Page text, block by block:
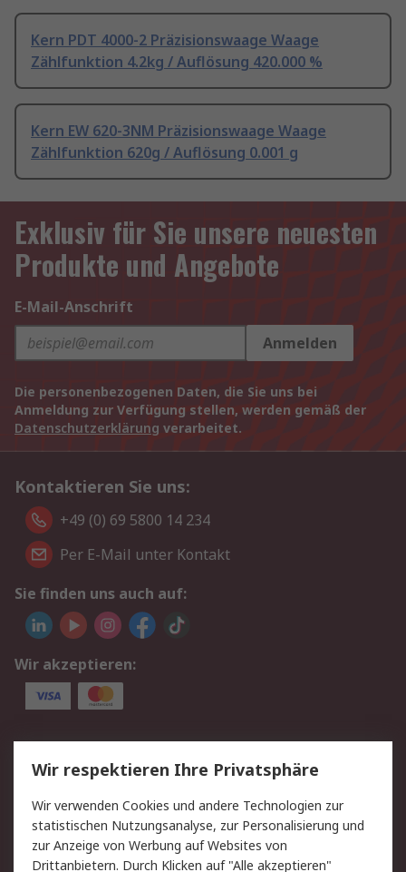
Kern PDT 4000-2 Präzisionswaage Waage
Zählfunktion 4.2kg / Auflösung 420.000 %
Kern EW 620-3NM Präzisionswaage Waage
Zählfunktion 620g / Auflösung 0.001 g
Exklusiv für Sie unsere neuesten
Produkte und Angebote
E-Mail-Anschrift
Anmelden
Die personenbezogenen Daten, die Sie uns bei
Anmeldung zur Verfügung stellen, werden gemäß der
Datenschutzerklärung verarbeitet.
Kontaktieren Sie uns:
+49 (0) 69 5800 14 234
Per E-Mail unter Kontakt
Sie finden uns auch auf:
Wir akzeptieren:
Service
Value Added Services
Lieferlösungen
Rücksendungen
Kontakt
Hilfe
Privatkunden
Wir respektieren Ihre Privatsphäre
Wir verwenden Cookies und andere Technologien zur
statistischen Nutzungsanalyse, zur Personalisierung und
zur Anzeige von Werbung auf Websites von
Drittanbietern. Durch Klicken auf "Alle akzeptieren"